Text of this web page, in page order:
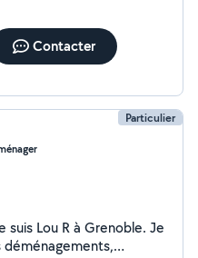
Contacter
Particulier
suis Lou R à Grenoble. Je